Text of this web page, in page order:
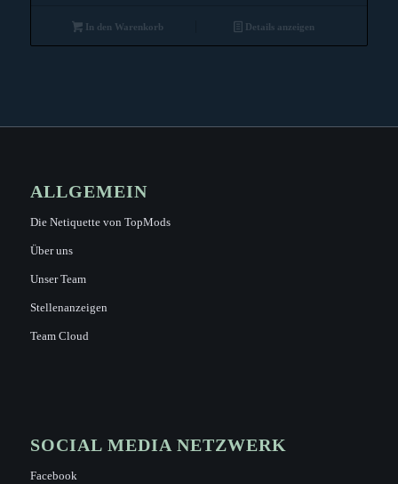
In den Warenkorb Details anzeigen
ALLGEMEIN
Die Netiquette von TopMods
Über uns
Unser Team
Stellenanzeigen
Team Cloud
SOCIAL MEDIA NETZWERK
Facebook